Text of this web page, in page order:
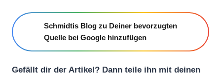
Schmidtis Blog zu Deiner bevorzugten
Quelle bei Google hinzufügen
Gefällt dir der Artikel? Dann teile ihn mit deinen